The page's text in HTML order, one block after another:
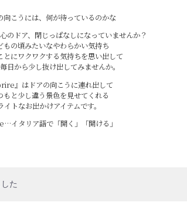
向こうには、何が待っているのかな
のドア、閉じっぱなしになっていませんか？
もの頃みたいなやわらかい気持ち
とにワクワクする気持ちを思い出して
日から少し抜け出してみませんか。
』はドアの向こうに連れ出して
もと少し違う景色を見せてくれる
イトなお出かけアイテムです。
イタリア語で「開く」「開ける」
た